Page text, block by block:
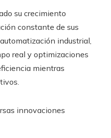
su crecimiento
constante de sus
industrial,
real y optimizaciones
mientras
innovaciones